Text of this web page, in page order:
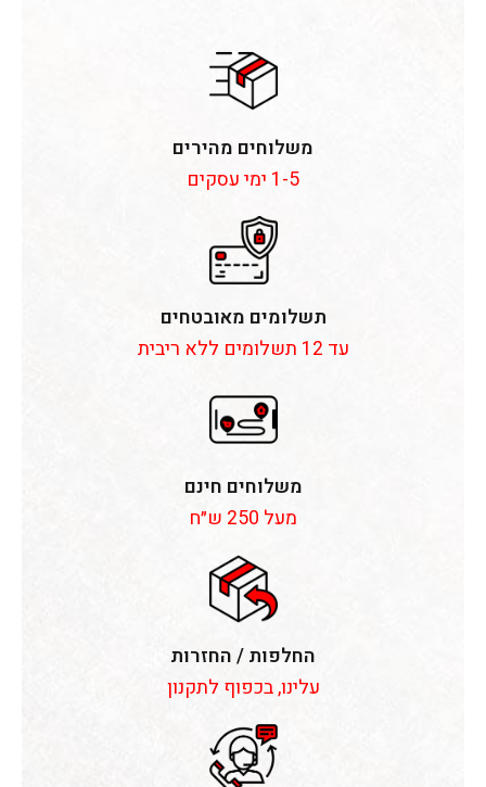
משלוחים מהירים
1-5 ימי עסקים
תשלומים מאובטחים
עד 12 תשלומים ללא ריבית
משלוחים חינם
מעל 250 ש״ח
החלפות / החזרות
עלינו, בכפוף לתקנון